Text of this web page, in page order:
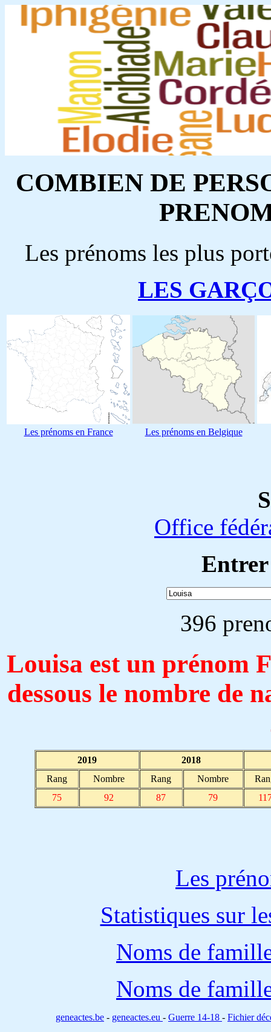
COMBIEN DE
Les prénoms les plus
LES
Les prénoms en France Les prénoms en Belgique
Office
396
Louisa est un prénom
dessous le nombre de
2019
2018
Rang
Nombre Rang Nombre
75
92 87 79
Les
Statistiques sur
Noms de
Noms de
geneactes.be - geneactes.eu - Guerre 14-18 - Fichier